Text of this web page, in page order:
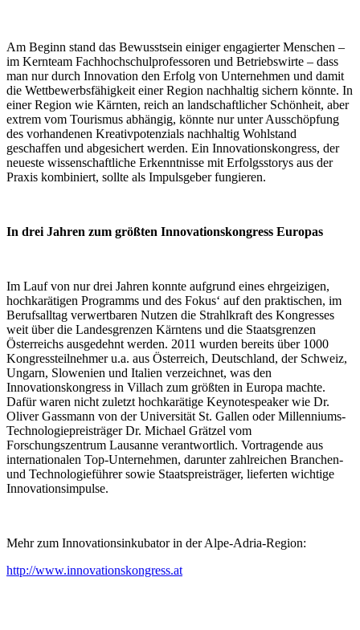
Am Beginn stand das Bewusstsein einiger engagierter Menschen –
im Kernteam Fachhochschulprofessoren und Betriebswirte – dass
man nur durch Innovation den Erfolg von Unternehmen und damit
die Wettbewerbsfähigkeit einer Region nachhaltig sichern könnte. In
einer Region wie Kärnten, reich an landschaftlicher Schönheit, aber
extrem vom Tourismus abhängig, könnte nur unter Ausschöpfung
des vorhandenen Kreativpotenzials nachhaltig Wohlstand
geschaffen und abgesichert werden. Ein Innovationskongress, der
neueste wissenschaftliche Erkenntnisse mit Erfolgsstorys aus der
Praxis kombiniert, sollte als Impulsgeber fungieren.
In drei Jahren zum größten Innovationskongress Europas
Im Lauf von nur drei Jahren konnte aufgrund eines ehrgeizigen,
hochkarätigen Programms und des Fokus‘ auf den praktischen, im
Berufsalltag verwertbaren Nutzen die Strahlkraft des Kongresses
weit über die Landesgrenzen Kärntens und die Staatsgrenzen
Österreichs ausgedehnt werden. 2011 wurden bereits über 1000
Kongressteilnehmer u.a. aus Österreich, Deutschland, der Schweiz,
Ungarn, Slowenien und Italien verzeichnet, was den
Innovationskongress in Villach zum größten in Europa machte.
Dafür waren nicht zuletzt hochkarätige Keynotespeaker wie Dr.
Oliver Gassmann von der Universität St. Gallen oder Millenniums-
Technologiepreisträger Dr. Michael Grätzel vom
Forschungszentrum Lausanne verantwortlich. Vortragende aus
internationalen Top-Unternehmen, darunter zahlreichen Branchen-
und Technologieführer sowie Staatspreisträger, lieferten wichtige
Innovationsimpulse.
Mehr zum Innovationsinkubator in der Alpe-Adria-Region:
http://www.innovationskongress.at